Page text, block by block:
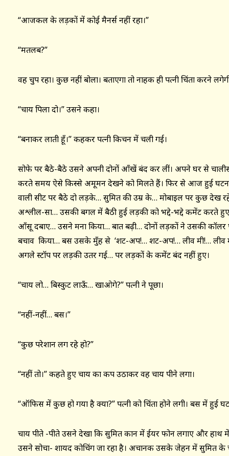
“आजकल के लड़कों में कोई मैनर्स नहीं रहा।”
“मतलब?”
वह चुप रहा। कुछ नहीं बोला। बताएगा तो नाहक ही पत्नी चिंता करने
“चाय पिला दो।” उसने कहा।
“बनाकर लाती हूँ।” कहकर पत्नी किचन में चली गई।
सोफे पर बैठे-बैठे उसने अपनी दोनों आँखें बंद कर लीं। अपने घर से
करते समय ऐसे किस्से अमूमन देखने को मिलते हैं। फिर से आज हुई घटना
वाली सीट पर बैठे दो लड़के… सुमित की उम्र के… मोबाइल पर कुछ देख
अश्लील-सा… उसकी बगल में बैठी हुई लड़की को भद्दे-भद्दे कमेंट करते
आँसू दबाए… उसने मना किया… बात बढ़ी… दोनों लड़कों ने उसकी कॉलर
बचाव किया… बस उसके मुँह से ‘शट-अप!… शट-अप!… लीव मी!… लीव
अगले स्टॉप पर लड़की उतर गई… पर लड़कों के कमेंट बंद नहीं हुए।
“चाय लो… बिस्कुट लाऊँ… खाओगे?” पत्नी ने पूछा।
“नहीं-नहीं… बस।”
“कुछ परेशान लग रहे हो?”
“नहीं तो।” कहते हुए चाय का कप उठाकर वह चाय पीने लगा।
“ऑफिस में कुछ हो गया है क्या?” पत्नी को चिंता होने लगी। बस में हुई
चाय पीते -पीते उसने देखा कि सुमित कान में ईयर फोन लगाए और
उसने सोचा- शायद कोचिंग जा रहा है। अचानक उसके जेहन में सुमित